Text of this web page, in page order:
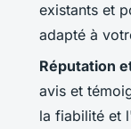
existants et
adapté à
Réputation
avis et
la fiabilité et